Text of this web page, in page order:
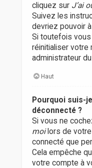
cliquez sur J’ai
Suivez les
devriez pouvoir
Si toutefois
réinitialiser votre
administrateur
Haut
Pourquoi suis-
déconnecté ?
Si vous ne
moilors de votre
connecté que
Cela empêche
votre compte à